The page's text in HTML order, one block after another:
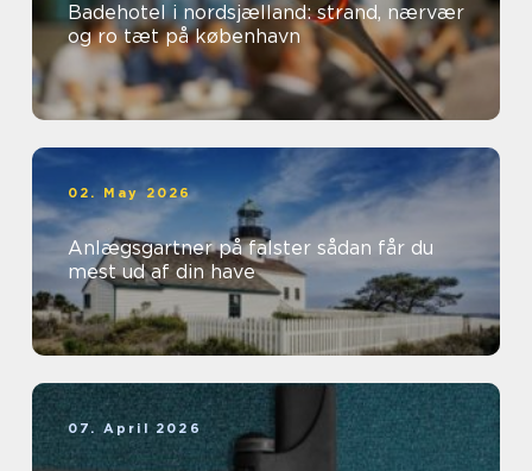
Badehotel i nordsjælland: strand, nærvær
og ro tæt på københavn
02. May 2026
Anlægsgartner på falster sådan får du
mest ud af din have
07. April 2026